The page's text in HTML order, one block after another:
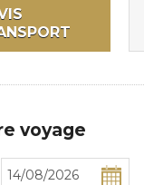
voyage